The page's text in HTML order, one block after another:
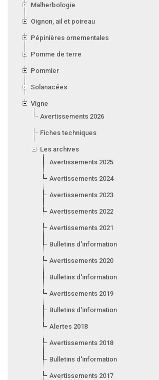
Malherbologie
Oignon, ail et poireau
Pépinières ornementales
Pomme de terre
Pommier
Solanacées
Vigne
Avertissements 2026
Fiches techniques
Les archives
Avertissements 2025
Avertissements 2024
Avertissements 2023
Avertissements 2022
Avertissements 2021
Bulletins d'information 2021
Avertissements 2020
Bulletins d'information 2020
Avertissements 2019
Bulletins d'information 2019
Alertes 2018
Avertissements 2018
Bulletins d'information 2018
Avertissements 2017